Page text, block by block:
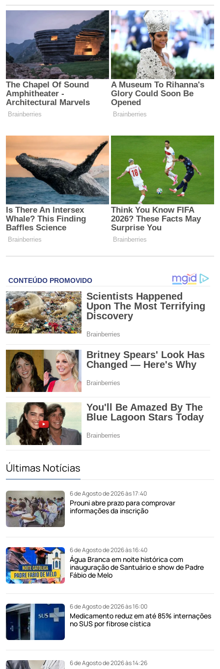
Últimas Notícias
6 de Agosto de 2026 às 17:40
Prouni abre prazo para comprovar
informações da inscrição
6 de Agosto de 2026 às 16:40
Água Branca em noite histórica com
inauguração de Santuário e show de Padre
Fábio de Melo
6 de Agosto de 2026 às 16:00
Medicamento reduz em até 85% internações
no SUS por fibrose cística
6 de Agosto de 2026 às 14:26